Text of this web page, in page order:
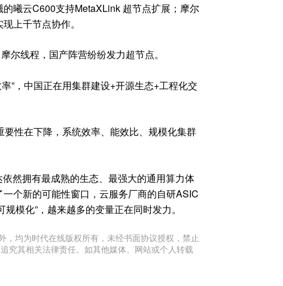
曦云C600支持MetaXLink 超节点扩展；摩尔
上千节点协作。
尔线程，国产阵营纷纷发力超节点。
”，中国正在用集群建设+开源生态+工程化交
要性在下降，系统效率、能效比、规模化集群
然拥有最成熟的生态、最强大的通用算力体
个新的可能性窗口，云服务厂商的自研ASIC
模化”，越来越多的变量正在同时发力。
均为时代在线版权所有，未经书面协议授权，禁止
究其相关法律责任。如其他媒体、网站或个人转载